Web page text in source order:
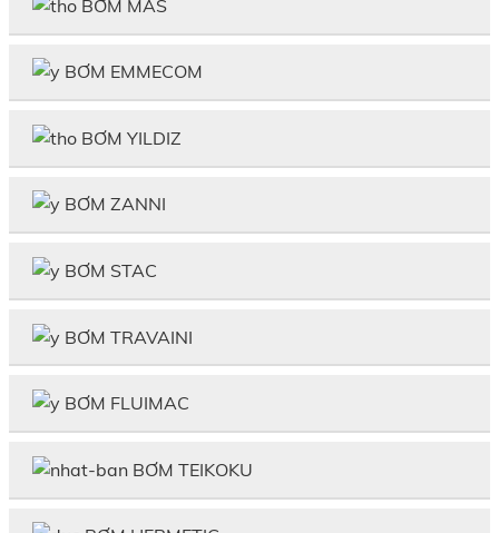
BƠM MAS
BƠM EMMECOM
BƠM YILDIZ
BƠM ZANNI
BƠM STAC
BƠM TRAVAINI
BƠM FLUIMAC
BƠM TEIKOKU